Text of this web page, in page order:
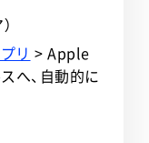
リ > Apple
へ、自動的に